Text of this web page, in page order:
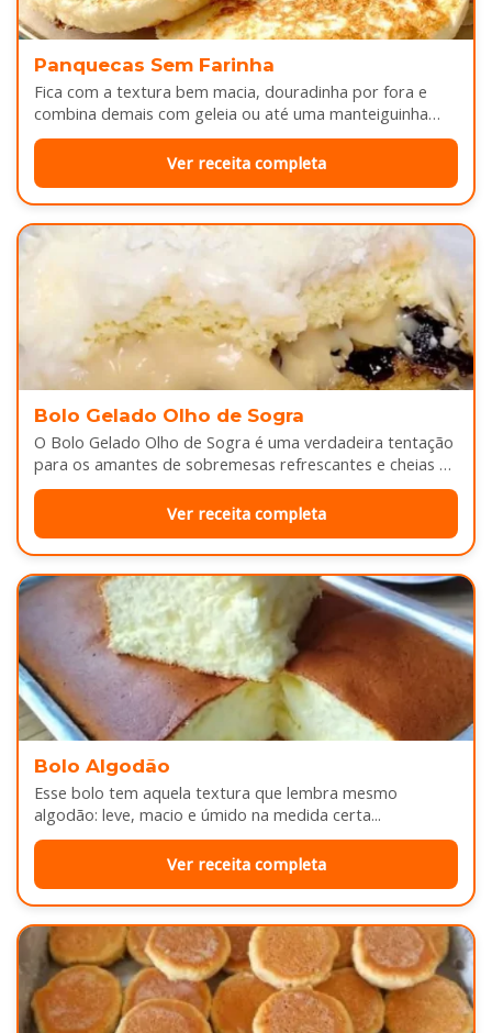
Panquecas Sem Farinha
Fica com a textura bem macia, douradinha por fora e
combina demais com geleia ou até uma manteiguinha
derretendo por cima...
Ver receita completa
Bolo Gelado Olho de Sogra
O Bolo Gelado Olho de Sogra é uma verdadeira tentação
para os amantes de sobremesas refrescantes e cheias de
sabor...
Ver receita completa
Bolo Algodão
Esse bolo tem aquela textura que lembra mesmo
algodão: leve, macio e úmido na medida certa...
Ver receita completa